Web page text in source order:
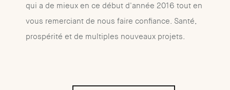
qui a de mieux en ce début d'année 2016 tout en
vous remerciant de nous faire confiance. Santé,
prospérité et de multiples nouveaux projets.